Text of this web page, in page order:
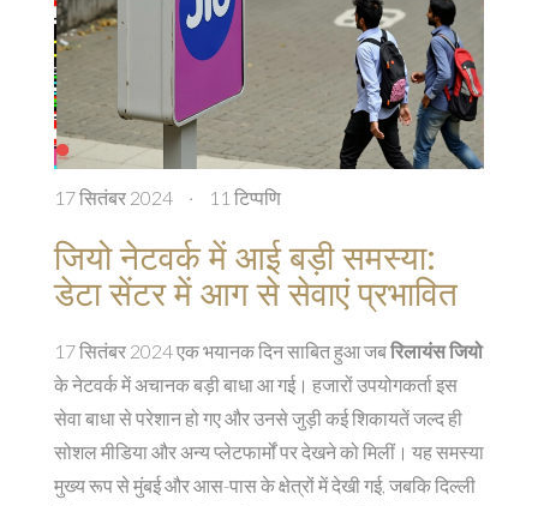
17 सितंबर 2024 · 11 टिप्पणि
जियो नेटवर्क में आई बड़ी समस्या:
डेटा सेंटर में आग से सेवाएं प्रभावित
17 सितंबर 2024 एक भयानक दिन साबित हुआ जबरिलायंस जियो
के नेटवर्क में अचानक बड़ी बाधा आ गई। हजारों उपयोगकर्ता इस
सेवा बाधा से परेशान हो गए और उनसे जुड़ी कई शिकायतें जल्द ही
सोशल मीडिया और अन्य प्लेटफार्मों पर देखने को मिलीं। यह समस्या
मुख्य रूप से मुंबई और आस-पास के क्षेत्रों में देखी गई, जबकि दिल्ली